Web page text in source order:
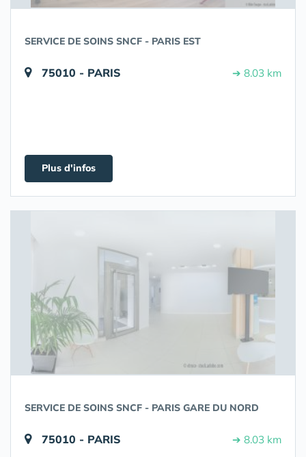
SERVICE DE SOINS SNCF - PARIS EST
75010 - PARIS ➔ 8.03 km
Plus d'infos
SERVICE DE SOINS SNCF - PARIS GARE DU NORD
75010 - PARIS ➔ 8.03 km